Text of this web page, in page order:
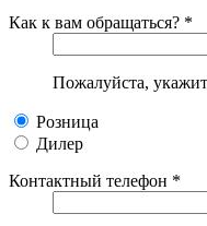
Как к вам обращаться? *
Пожалуйста,
Розница
Дилер
Контактный телефон *